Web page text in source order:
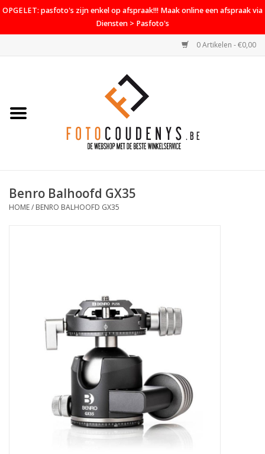
OPGELET: pasfoto's zijn enkel op afspraak!!! Maak online een afspraak via
Diensten > Pasfoto's
0 Artikelen - €0,00
Home
PROMO
Benro Balhoofd GX35
HOME/ BENRO BALHOOFD GX35